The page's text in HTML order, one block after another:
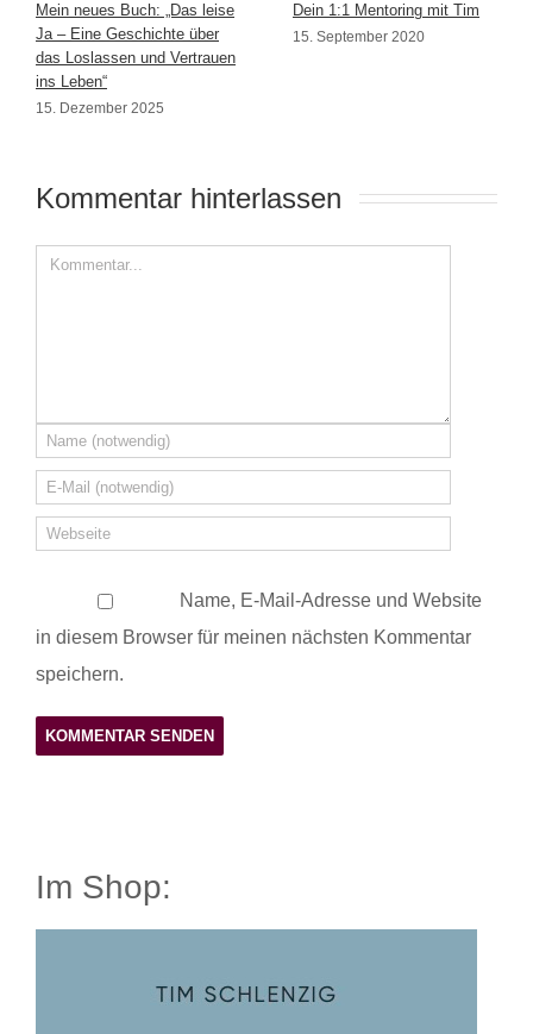
Mein neues Buch: „Das leise
Ja – Eine Geschichte über
das Loslassen und Vertrauen
ins Leben“
15. Dezember 2025
Dein 1:1 Mentoring mit Tim
15. September 2020
Kommentar hinterlassen
Name, E-Mail-Adresse und Website
in diesem Browser für meinen nächsten Kommentar
speichern.
Im Shop: